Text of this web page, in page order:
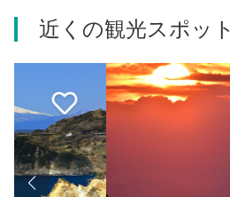
近くの観光スポット